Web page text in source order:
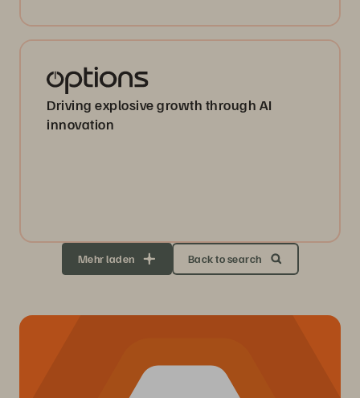
begleiten, egal, wo sie gerade stehen.“
Driving explosive growth through AI
innovation
Mehr laden Back to search